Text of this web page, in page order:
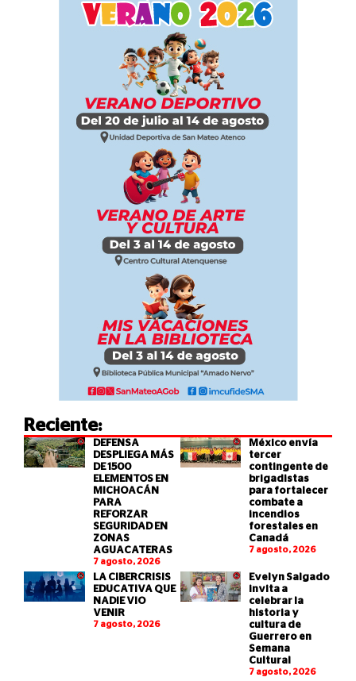
Reciente:
DEFENSA
DESPLIEGA MÁS
DE 1500
ELEMENTOS EN
MICHOACÁN
PARA
REFORZAR
SEGURIDAD EN
ZONAS
AGUACATERAS
7 agosto, 2026
México envía
tercer
contingente de
brigadistas
para fortalecer
combate a
incendios
forestales en
Canadá
7 agosto, 2026
LA CIBERCRISIS
EDUCATIVA QUE
NADIE VIO
VENIR
7 agosto, 2026
Evelyn Salgado
invita a
celebrar la
historia y
cultura de
Guerrero en
Semana
Cultural
7 agosto, 2026